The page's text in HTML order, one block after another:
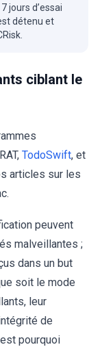
jours d’essai
détenu et
ciblant le
TodoSwift, et
articles sur les
peuvent
malveillantes ;
dans un but
soit le mode
leur
de
pourquoi